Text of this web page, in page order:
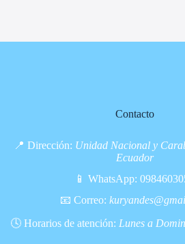
Contacto
📍 Dirección: Unidad Nacional y
Ecuador
📱 WhatsApp:
📧 Correo:
🕓 Horarios de atención: Lunes a